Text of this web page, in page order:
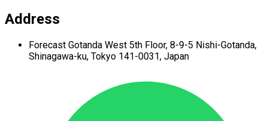
Address
Forecast Gotanda West 5th Floor, 8-9-5 Nishi-Gotanda,
Shinagawa-ku, Tokyo 141-0031, Japan